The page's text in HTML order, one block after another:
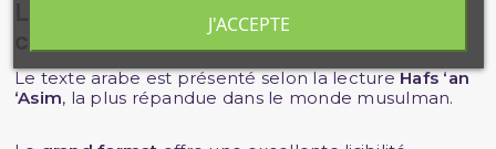
Lecture Hafs et grand format
Le texte arabe est présenté selon la lectureHafs ‘an
‘Asim, la plus répandue dans le monde musulman.
J'ACCEPTE